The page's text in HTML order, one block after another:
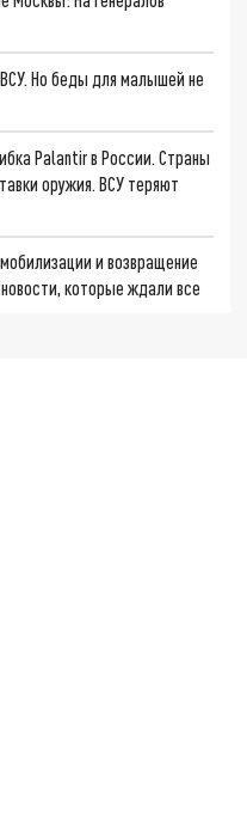
Но беды для малышей не
Palantir в России. Страны
оружия. ВСУ теряют
и возвращение
которые ждали все